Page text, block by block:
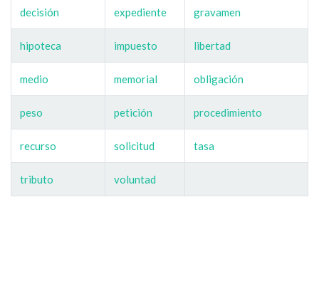
decisión expediente gravamen
hipoteca impuesto libertad
medio memorial obligación
peso petición procedimiento
recurso solicitud tasa
tributo voluntad